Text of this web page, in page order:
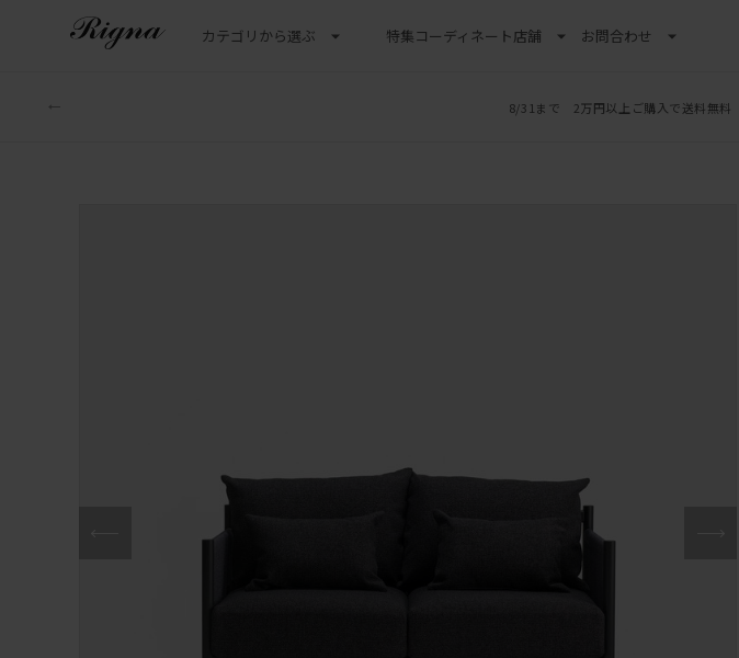
カテゴリから選ぶ 特集コーディネート店舗 お問合わせ
8/31まで 2万円以上ご購入で送料無料